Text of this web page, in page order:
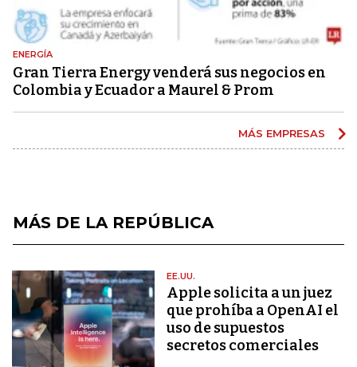
ENERGÍA
Gran Tierra Energy venderá sus negocios en
Colombia y Ecuador a Maurel & Prom
MÁS EMPRESAS
MÁS DE LA REPÚBLICA
EE.UU.
Apple solicita a un juez
que prohíba a OpenAI el
uso de supuestos
secretos comerciales